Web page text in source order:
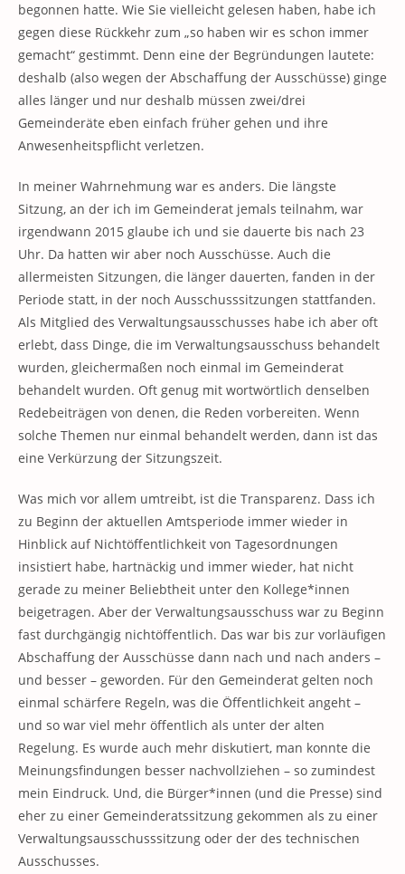
begonnen hatte. Wie Sie vielleicht gelesen haben, habe ich
gegen diese Rückkehr zum „so haben wir es schon immer
gemacht“ gestimmt. Denn eine der Begründungen lautete:
deshalb (also wegen der Abschaffung der Ausschüsse) ginge
alles länger und nur deshalb müssen zwei/drei
Gemeinderäte eben einfach früher gehen und ihre
Anwesenheitspflicht verletzen.
In meiner Wahrnehmung war es anders. Die längste
Sitzung, an der ich im Gemeinderat jemals teilnahm, war
irgendwann 2015 glaube ich und sie dauerte bis nach 23
Uhr. Da hatten wir aber noch Ausschüsse. Auch die
allermeisten Sitzungen, die länger dauerten, fanden in der
Periode statt, in der noch Ausschusssitzungen stattfanden.
Als Mitglied des Verwaltungsausschusses habe ich aber oft
erlebt, dass Dinge, die im Verwaltungsausschuss behandelt
wurden, gleichermaßen noch einmal im Gemeinderat
behandelt wurden. Oft genug mit wortwörtlich denselben
Redebeiträgen von denen, die Reden vorbereiten. Wenn
solche Themen nur einmal behandelt werden, dann ist das
eine Verkürzung der Sitzungszeit.
Was mich vor allem umtreibt, ist die Transparenz. Dass ich
zu Beginn der aktuellen Amtsperiode immer wieder in
Hinblick auf Nichtöffentlichkeit von Tagesordnungen
insistiert habe, hartnäckig und immer wieder, hat nicht
gerade zu meiner Beliebtheit unter den Kollege*innen
beigetragen. Aber der Verwaltungsausschuss war zu Beginn
fast durchgängig nichtöffentlich. Das war bis zur vorläufigen
Abschaffung der Ausschüsse dann nach und nach anders –
und besser – geworden. Für den Gemeinderat gelten noch
einmal schärfere Regeln, was die Öffentlichkeit angeht –
und so war viel mehr öffentlich als unter der alten
Regelung. Es wurde auch mehr diskutiert, man konnte die
Meinungsfindungen besser nachvollziehen – so zumindest
mein Eindruck. Und, die Bürger*innen (und die Presse) sind
eher zu einer Gemeinderatssitzung gekommen als zu einer
Verwaltungsausschusssitzung oder der des technischen
Ausschusses.